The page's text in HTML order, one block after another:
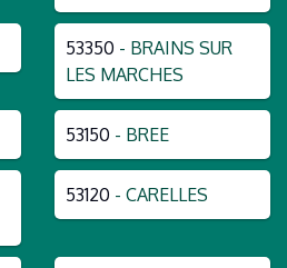
53350 - BRAINS SUR
LES MARCHES
53150 - BREE
53120 - CARELLES